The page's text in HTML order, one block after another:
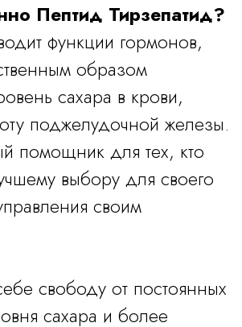
Пептид Тирзепатид?
функции гормонов,
образом
сахара в крови,
поджелудочной железы.
помощник для тех, кто
выбору для своего
своим
свободу от постоянных
сахара и более